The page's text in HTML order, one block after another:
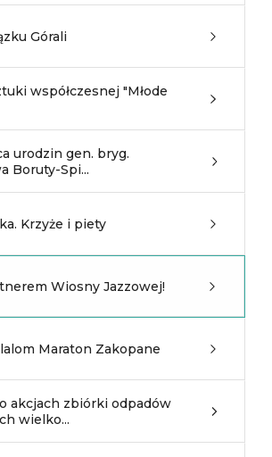
Górali
współczesnej "Młode
urodzin gen. bryg.
Boruty-Spi...
Krzyże i piety
Wiosny Jazzowej!
Maraton Zakopane
akcjach zbiórki odpadów
wielko...